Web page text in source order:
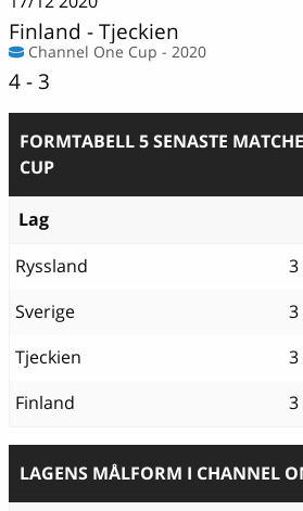
Finland -Tjeckien
Channel One Cup - 2020
4 - 3
FORMTABELL 5 SENASTE
CUP
Lag
Ryssland
3
Sverige
3
Tjeckien
3
Finland
3
LAGENS MÅLFORM I CHANNEL